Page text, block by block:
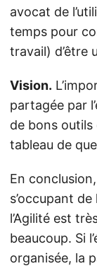
avocat de
temps pour
travail) d’être
Vision.
partagée par
de bons
tableau de
En
s’occupant
l’Agilité est
beaucoup. Si
organisée, la